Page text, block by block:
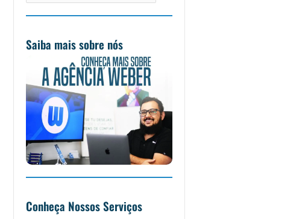
o
k
r
a
e
i
n
Saiba mais sobre nós
Conheça Nossos Serviços